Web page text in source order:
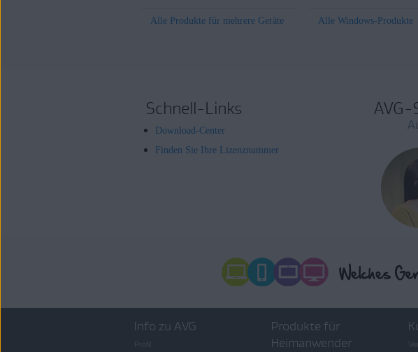
Alle Produkte für mehrere Geräte Alle Windows-Produkte
Schnell-Links
Download-Center
Finden Sie Ihre Lizenznummer
Info zu AVG
Produkte für
Heimanwender